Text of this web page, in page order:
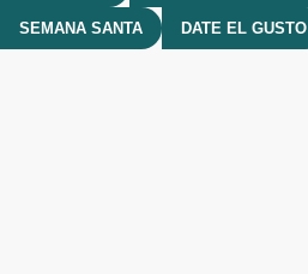
SEMANA SANTA DATE EL GUSTO